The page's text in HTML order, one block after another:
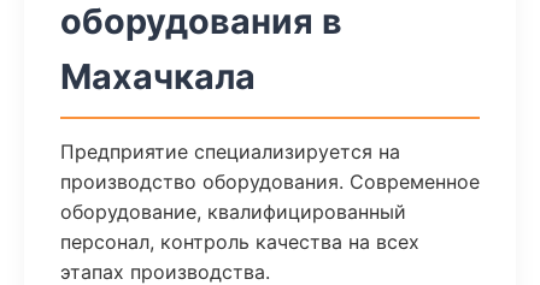
оборудования в
Махачкала
Предприятие специализируется на
производство оборудования. Современное
оборудование, квалифицированный
персонал, контроль качества на всех
этапах производства.